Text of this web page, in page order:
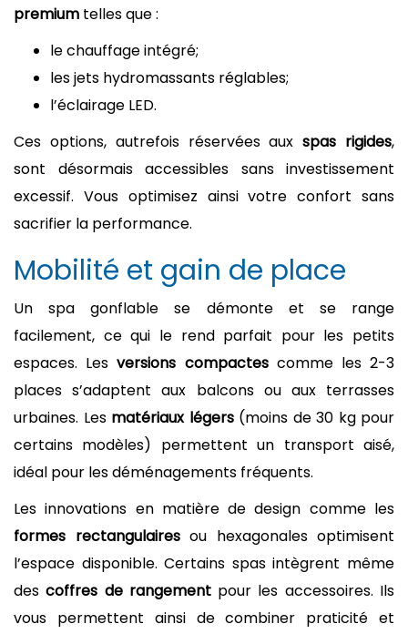
premium telles que :
le chauffage intégré;
les jets hydromassants réglables;
l’éclairage LED.
Ces options, autrefois réservées auxspas rigides,
sont désormais accessibles sans investissement
excessif. Vous optimisez ainsi votre confort sans
sacrifier la performance.
Mobilité et gain de place
Un spa gonflable se démonte et se range
facilement, ce qui le rend parfait pour les petits
espaces. Lesversions compactescomme les 2-3
places s’adaptent aux balcons ou aux terrasses
urbaines. Les matériaux légers(moins de 30 kg pour
certains modèles) permettent un transport aisé,
idéal pour les déménagements fréquents.
Les innovations en matière de design comme les
formes rectangulairesou hexagonales optimisent
l’espace disponible. Certains spas intègrent même
descoffres de rangementpour les accessoires. Ils
vous permettent ainsi de combiner praticité et